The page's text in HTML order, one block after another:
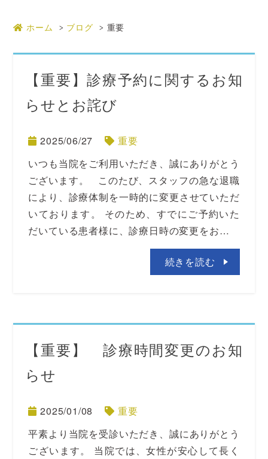
ホーム ブログ 重要
【重要】診療予約に関するお知
らせとお詫び
2025/06/27
重要
いつも当院をご利用いただき、誠にありがとう
ございます。 このたび、スタッフの急な退職
により、診療体制を一時的に変更させていただ
いております。 そのため、すでにご予約いた
だいている患者様に、診療日時の変更をお…
続きを読む
【重要】 診療時間変更のお知
らせ
2025/01/08
重要
平素より当院を受診いただき、誠にありがとう
ございます。 当院では、女性が安心して長く